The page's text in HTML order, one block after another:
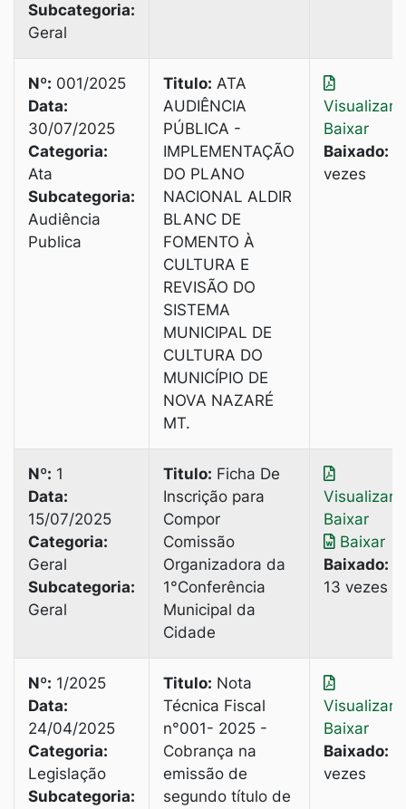
Subcategoria:
Geral
Nº: 001/2025
Data:
30/07/2025
Categoria:
Ata
Subcategoria:
Audiência
Publica
Titulo: ATA
AUDIÊNCIA
PÚBLICA -
IMPLEMENTAÇÃO
DO PLANO
NACIONAL ALDIR
BLANC DE
FOMENTO À
CULTURA E
REVISÃO DO
SISTEMА
MUNICIPAL DE
CULTURA DO
MUNICÍPIO DE
NOVA NAZARÉ
MT.
Visualizar
Baixar
Baixado:
vezes
Nº: 1
Data:
15/07/2025
Categoria:
Geral
Subcategoria:
Geral
Titulo: Ficha De
Inscrição para
Compor
Comissão
Organizadora da
1°Conferência
Municipal da
Cidade
Visualizar
Baixar
Baixar
Baixado:
13 vezes
Nº: 1/2025
Data:
24/04/2025
Categoria:
Legislação
Subcategoria:
Titulo: Nota
Técnica Fiscal
n°001- 2025 -
Cobrança na
emissão de
segundo título de
Visualizar
Baixar
Baixado:
vezes